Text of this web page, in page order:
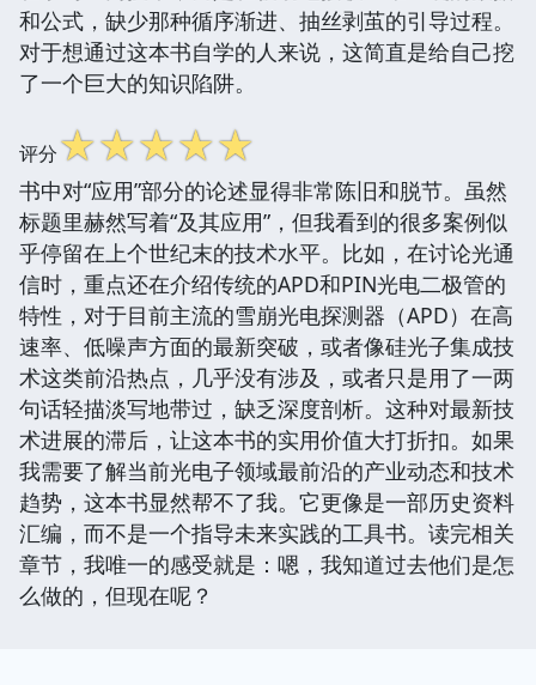
和公式，缺少那种循序渐进、抽丝剥茧的引导过程。
对于想通过这本书自学的人来说，这简直是给自己挖
了一个巨大的知识陷阱。
评分☆☆☆☆☆
书中对“应用”部分的论述显得非常陈旧和脱节。虽然
标题里赫然写着“及其应用”，但我看到的很多案例似
乎停留在上个世纪末的技术水平。比如，在讨论光通
信时，重点还在介绍传统的APD和PIN光电二极管的
特性，对于目前主流的雪崩光电探测器（APD）在高
速率、低噪声方面的最新突破，或者像硅光子集成技
术这类前沿热点，几乎没有涉及，或者只是用了一两
句话轻描淡写地带过，缺乏深度剖析。这种对最新技
术进展的滞后，让这本书的实用价值大打折扣。如果
我需要了解当前光电子领域最前沿的产业动态和技术
趋势，这本书显然帮不了我。它更像是一部历史资料
汇编，而不是一个指导未来实践的工具书。读完相关
章节，我唯一的感受就是：嗯，我知道过去他们是怎
么做的，但现在呢？